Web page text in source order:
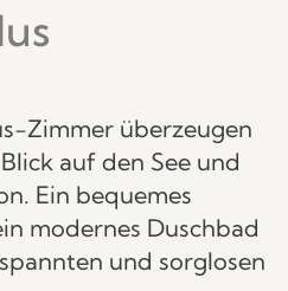
Zimmer überzeugen
auf den See und
Ein bequemes
modernes Duschbad
und sorglosen